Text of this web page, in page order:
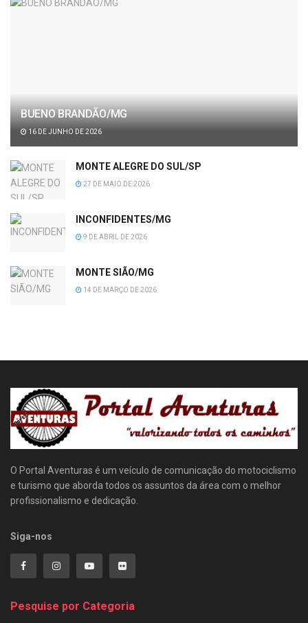
BUENO BRANDÃO/MG
16 DE JUNHO DE 2026
MONTE ALEGRE DO SUL/SP
27 DE MAIO DE 2026
INCONFIDENTES/MG
9 DE ABRIL DE 2026
MONTE SIÃO/MG
14 DE MARÇO DE 2026
O Portal Aventuras é um veículo de comunicação do motociclismo
e turismo que aborda todos os assuntos da área com o melhor
profissionalismo e dedicação.
Siga-nos
Pesquise por Categoria